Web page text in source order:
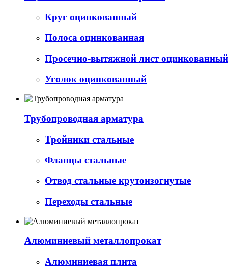
Круг оцинкованный
Полоса оцинкованная
Просечно-вытяжной лист
Уголок оцинкованный
Трубопроводная арматура
Тройники стальные
Фланцы стальные
Отвод стальные крутоизогнутые
Переходы стальные
Алюминиевый металлопрокат
Алюминиевая плита